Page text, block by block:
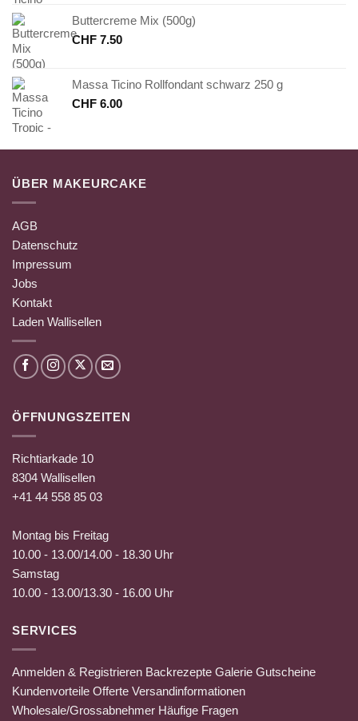
Buttercreme Mix (500g)
CHF 7.50
Massa Ticino Rollfondant schwarz 250 g
CHF 6.00
ÜBER MAKEURCAKE
AGB
Datenschutz
Impressum
Jobs
Kontakt
Laden Wallisellen
ÖFFNUNGSZEITEN
Richtiarkade 10
8304 Wallisellen
+41 44 558 85 03
Montag bis Freitag
10.00 - 13.00/14.00 - 18.30 Uhr
Samstag
10.00 - 13.00/13.30 - 16.00 Uhr
SERVICES
Anmelden & Registrieren Backrezepte Galerie Gutscheine
Kundenvorteile Offerte Versandinformationen
Wholesale/Grossabnehmer Häufige Fragen